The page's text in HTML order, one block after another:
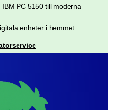
PC 5150 till moderna
enheter i hemmet.